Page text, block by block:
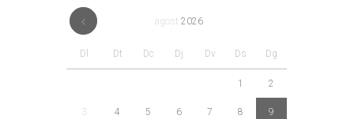
agost 2026
Dl Dt Dc Dj Dv Ds Dg
1 2
3 4 5 6 7 8 9